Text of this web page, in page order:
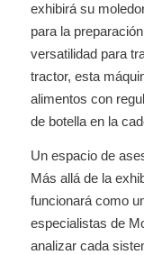
exhibirá su
para la
versatilidad para
tractor, esta
alimentos con
de botella en la
Un espacio de
Más allá de la
funcionará como
especialistas de
analizar cada